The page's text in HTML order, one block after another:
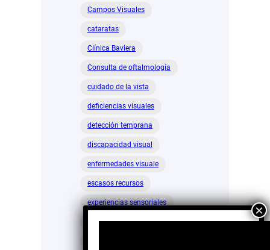
Campos Visuales
cataratas
Clínica Baviera
Consulta de oftalmología
cuidado de la vista
deficiencias visuales
detección temprana
discapacidad visual
enfermedades visuale
escasos recursos
experiencias sensoriales
glaucoma INEGI